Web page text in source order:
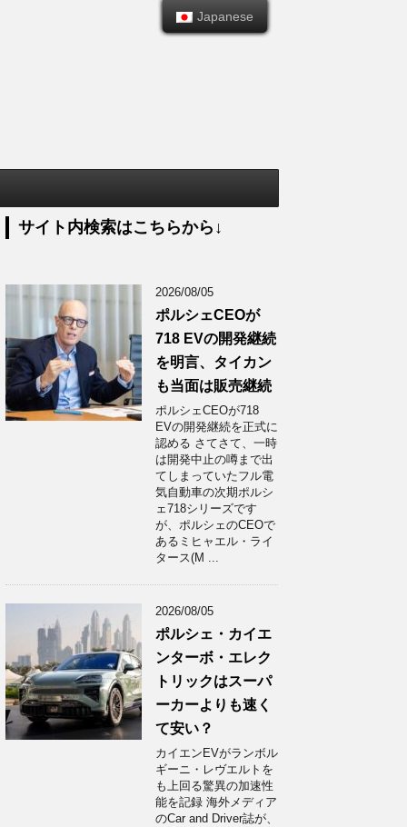
サイト内検索はこちらから↓
2026/08/05
ポルシェCEOが
718 EVの開発継続
を明言、タイカン
も当面は販売継続
ポルシェCEOが718
EVの開発継続を正式に
認める さてさて、一時
は開発中止の噂まで出
てしまっていたフル電
気自動車の次期ポルシ
ェ718シリーズです
が、ポルシェのCEOで
あるミヒャエル・ライ
タース(M ...
2026/08/05
ポルシェ・カイエ
ンターボ・エレク
トリックはスーパ
ーカーよりも速く
て安い？
カイエンEVがランボル
ギーニ・レヴエルトを
も上回る驚異の加速性
能を記録 海外メディア
のCar and Driver誌が、
Japanese
Japanese